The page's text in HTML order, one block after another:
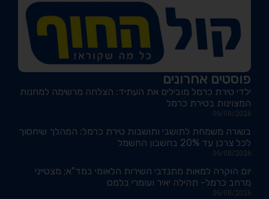
פוסטים אחרונים
ילדי טירת כרמל מובילים את העתיד: הצלחה מרשימה למחנות
המצוינות בטירת כרמל
06/08/2026
בשורה משמחת לתושבי ותושבות טירת כרמל: המהלך שיחסוך
לכל צרכן עד 20% בחשבון החשמל
06/08/2026
יום הוקרה למאות מתנדבי השירות הלאומי במד"א; מצטייני
מרחב כרמל- תהילה יאיר ועומרי בלמס
06/08/2026